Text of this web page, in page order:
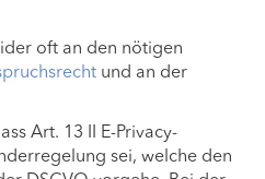
oft an den nötigen
und an der
Art. 13 II E-Privacy-
sei, welche den